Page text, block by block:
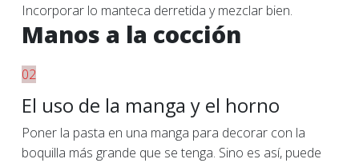
Incorporar lo manteca derretida y mezclar bien.
Manos a la cocción
02
El uso de la manga y el horno
Poner la pasta en una manga para decorar con la
boquilla más grande que se tenga. Sino es así, puede